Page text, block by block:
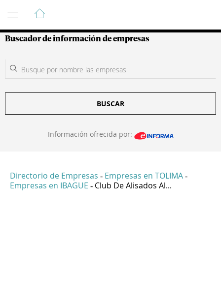
Guía de Empresas Colombianas
Buscador de información de empresas
BUSCAR
Información ofrecida por:
Directorio de Empresas - Empresas en TOLIMA -
Empresas en IBAGUE - Club De Alisados Al...